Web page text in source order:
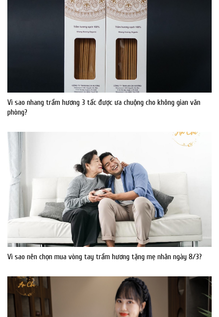
Vì sao nhang trầm hương 3 tấc được ưa chuộng cho không gian văn
phòng?
Vì sao nên chọn mua vòng tay trầm hương tặng mẹ nhân ngày 8/3?